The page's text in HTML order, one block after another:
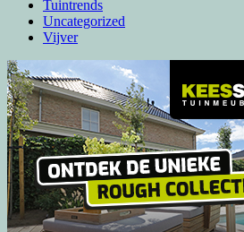
Tuintrends
Uncategorized
Vijver